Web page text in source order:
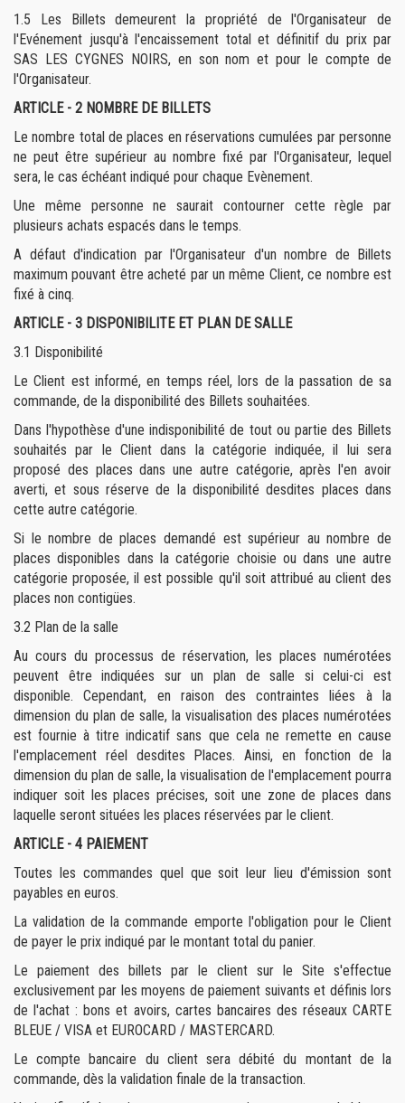
1.5
Les Billets demeurent la propriété de l'Organisateur de
l'Evénement jusqu'à l'encaissement total et définitif du prix par
SAS LES CYGNES NOIRS, en son nom et pour le compte de
l'Organisateur.
ARTICLE - 2 NOMBRE DE BILLETS
Le nombre total de places en réservations cumulées par personne
ne peut être supérieur au nombre fixé par l'Organisateur, lequel
sera, le cas échéant indiqué pour chaque Evènement.
Une même personne ne saurait contourner cette règle par
plusieurs achats espacés dans le temps.
A défaut d'indication par l'Organisateur d'un nombre de Billets
maximum pouvant être acheté par un même Client, ce nombre est
fixé à cinq.
ARTICLE - 3 DISPONIBILITE ET PLAN DE SALLE
3.1 Disponibilité
Le Client est informé, en temps réel, lors de la passation de sa
commande, de la disponibilité des Billets souhaitées.
Dans l'hypothèse d'une indisponibilité de tout ou partie des Billets
souhaités par le Client dans la catégorie indiquée, il lui sera
proposé des places dans une autre catégorie, après l'en avoir
averti, et sous réserve de la disponibilité desdites places dans
cette autre catégorie.
Si le nombre de places demandé est supérieur au nombre de
places disponibles dans la catégorie choisie ou dans une autre
catégorie proposée, il est possible qu'il soit attribué au client des
places non contigües.
3.2 Plan de la salle
Au cours du processus de réservation, les places numérotées
peuvent être indiquées sur un plan de salle si celui-ci est
disponible. Cependant, en raison des contraintes liées à la
dimension du plan de salle, la visualisation des places numérotées
est fournie à titre indicatif sans que cela ne remette en cause
l'emplacement réel desdites Places. Ainsi, en fonction de la
dimension du plan de salle, la visualisation de l'emplacement pourra
indiquer soit les places précises, soit une zone de places dans
laquelle seront situées les places réservées par le client.
ARTICLE - 4 PAIEMENT
Toutes les commandes quel que soit leur lieu d'émission sont
payables en euros.
La validation de la commande emporte l'obligation pour le Client
de payer le prix indiqué par le montant total du panier.
Le paiement des billets par le client sur le Site s'effectue
exclusivement par les moyens de paiement suivants et définis lors
de l'achat : bons et avoirs, cartes bancaires des réseaux CARTE
BLEUE / VISA et EUROCARD / MASTERCARD.
Le compte bancaire du client sera débité du montant de la
commande, dès la validation finale de la transaction.